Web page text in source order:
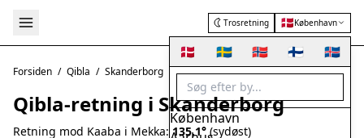
Trosretning 🇩🇰København
🇩🇰 🇸🇪 🇳🇴 🇫🇮 🇮🇸
København
Forsiden / Qibla / Skanderborg
Qibla-retning i Skanderborg
Retning mod Kaaba i Mekka: 135.1°(sydøst)